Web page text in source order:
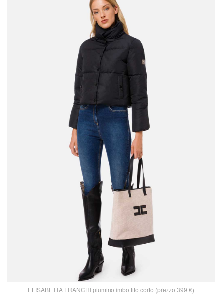
ELISABETTA FRANCHI piumino imbottito corto (prezzo 399 €)